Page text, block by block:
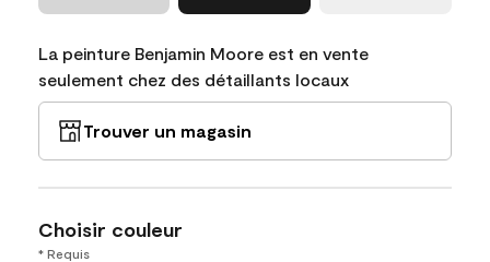
La peinture Benjamin Moore est en vente
seulement chez des détaillants locaux
Trouver un magasin
Choisir couleur
* Requis